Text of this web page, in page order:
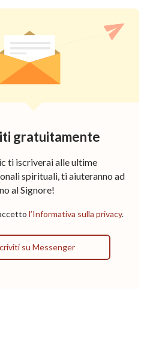
gratuitamente
ti iscriverai alle ultime
spirituali, ti aiuteranno ad
al Signore!
l’Informativa sulla privacy.
su Messenger